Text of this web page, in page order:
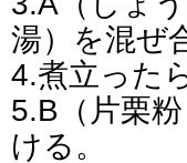
湯）を混ぜ
4.煮立った
5.B（片栗
ける。